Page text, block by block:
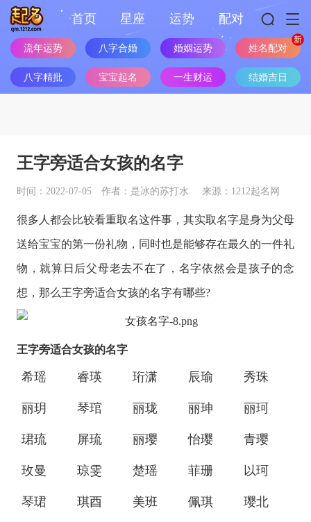
首页 星座 运势 配对
流年运势 八字合婚 婚姻运势 姓名配对
八字精批 宝宝起名 一生财运 结婚吉日
王字旁适合女孩的名字
时间：2022-07-05 作者：是冰的苏打水. 来源：1212起名网
很多人都会比较看重取名这件事，其实取名字是身为父母
送给宝宝的第一份礼物，同时也是能够存在最久的一件礼
物，就算日后父母老去不在了，名字依然会是孩子的念
想，那么王字旁适合女孩的名字有哪些?
王字旁适合女孩的名字
希瑶 睿瑛 珩潇 辰瑜 秀珠
丽玥 琴琯 丽珑 丽珅 丽珂
珺琉 屏琉 丽璎 怡璎 青璎
玫曼 琼雯 楚瑶 菲珊 以珂
琴珺 琪酉 美班 佩琪 璎北